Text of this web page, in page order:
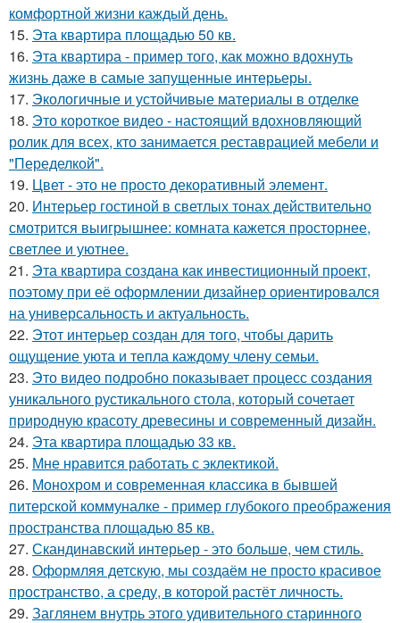
комфортной жизни каждый день.
15. Эта квартира площадью 50 кв.
16. Эта квартира - пример того, как можно вдохнуть
жизнь даже в самые запущенные интерьеры.
17. Экологичные и устойчивые материалы в отделке
18. Это короткое видео - настоящий вдохновляющий
ролик для всех, кто занимается реставрацией мебели и
"Переделкой".
19. Цвет - это не просто декоративный элемент.
20. Интерьер гостиной в светлых тонах действительно
смотрится выигрышнее: комната кажется просторнее,
светлее и уютнее.
21. Эта квартира создана как инвестиционный проект,
поэтому при её оформлении дизайнер ориентировался
на универсальность и актуальность.
22. Этот интерьер создан для того, чтобы дарить
ощущение уюта и тепла каждому члену семьи.
23. Это видео подробно показывает процесс создания
уникального рустикального стола, который сочетает
природную красоту древесины и современный дизайн.
24. Эта квартира площадью 33 кв.
25. Мне нравится работать с эклектикой.
26. Монохром и современная классика в бывшей
питерской коммуналке - пример глубокого преображения
пространства площадью 85 кв.
27. Скандинавский интерьер - это больше, чем стиль.
28. Оформляя детскую, мы создаём не просто красивое
пространство, а среду, в которой растёт личность.
29. Заглянем внутрь этого удивительного старинного